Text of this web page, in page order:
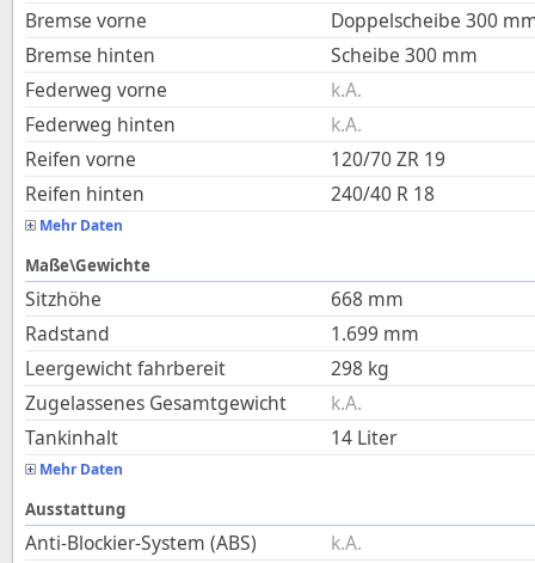
Bremse vorne
Doppelscheibe 300
Bremse hinten
Scheibe 300 mm
Federweg vorne
k.A.
Federweg hinten
k.A.
Reifen vorne
120/70 ZR 19
Reifen hinten
240/40 R 18
Mehr Daten
Maße\Gewichte
Sitzhöhe 668 mm
Radstand
1.699 mm
Leergewicht fahrbereit
298 kg
Zugelassenes Gesamtgewicht
k.A.
Tankinhalt
14 Liter
Mehr Daten
Ausstattung
Anti-Blockier-System (ABS)
k.A.